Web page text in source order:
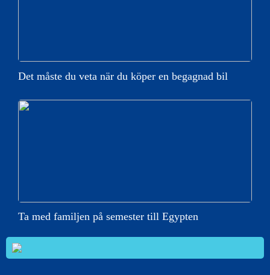
Det måste du veta när du köper en begagnad bil
Ta med familjen på semester till Egypten